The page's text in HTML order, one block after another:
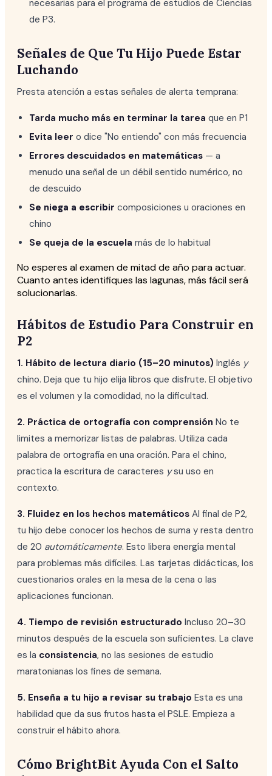
necesarias para el programa de estudios de Ciencias
de P3.
Señales de Que Tu Hijo Puede Estar
Luchando
Presta atención a estas señales de alerta temprana:
Tarda mucho más en terminar la tarea que en P1
Evita leer o dice "No entiendo" con más frecuencia
Errores descuidados en matemáticas — a
menudo una señal de un débil sentido numérico, no
de descuido
Se niega a escribir composiciones u oraciones en
chino
Se queja de la escuela más de lo habitual
No esperes al examen de mitad de año para actuar.
Cuanto antes identifiques las lagunas, más fácil será
solucionarlas.
Hábitos de Estudio Para Construir en
P2
1. Hábito de lectura diario (15–20 minutos) Inglés y
chino. Deja que tu hijo elija libros que disfrute. El objetivo
es el volumen y la comodidad, no la dificultad.
2. Práctica de ortografía con comprensión No te
limites a memorizar listas de palabras. Utiliza cada
palabra de ortografía en una oración. Para el chino,
practica la escritura de caracteres ysu uso en
contexto.
3. Fluidez en los hechos matemáticos Al final de P2,
tu hijo debe conocer los hechos de suma y resta dentro
de 20 automáticamente. Esto libera energía mental
para problemas más difíciles. Las tarjetas didácticas, los
cuestionarios orales en la mesa de la cena o las
aplicaciones funcionan.
4. Tiempo de revisión estructurado Incluso 20–30
minutos después de la escuela son suficientes. La clave
es la consistencia, no las sesiones de estudio
maratonianas los fines de semana.
5. Enseña a tu hijo a revisar su trabajo Esta es una
habilidad que da sus frutos hasta el PSLE. Empieza a
construir el hábito ahora.
Cómo BrightBit Ayuda Con el Salto